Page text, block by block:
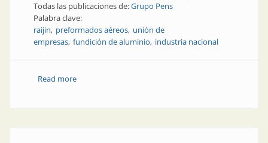
Todas las publicaciones de:Grupo Pens
Palabra clave:
raijin preformados aéreos unión de
empresas fundición de aluminio industria nacional
Read moreabout Grupo Pens refuerza su capacidad productiva